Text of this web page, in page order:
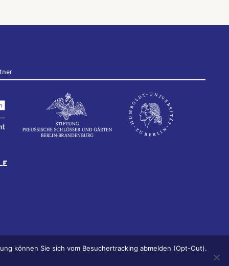
können Sie sich vom Besuchertracking abmelden (Opt-Out).